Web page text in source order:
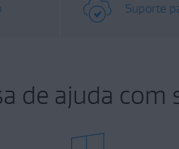
Suporte
de ajuda com